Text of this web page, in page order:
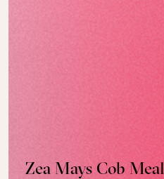
Zea Mays Cob Meal